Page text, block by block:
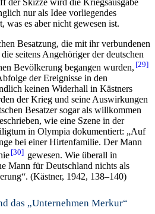
nur als Idee vorliegendes
was es aber nicht gewesen ist.
Besatzung, die mit ihr verbundenen
seitens Angehöriger der deutschen
Bevölkerung begangen wurden, 29
der Ereignisse in den
keinen Widerhall in Kästners
der Krieg und seine Auswirkungen
Besatzer sogar als willkommen
wie eine Szene in der
in Olympia dokumentiert: „Auf
bei einer Hirtenfamilie. Der Mann
30
gewesen. Wie überall in
Mann für Deutschland nichts als
(Kästner, 1942, 138–140)
das „Unternehmen Merkur“